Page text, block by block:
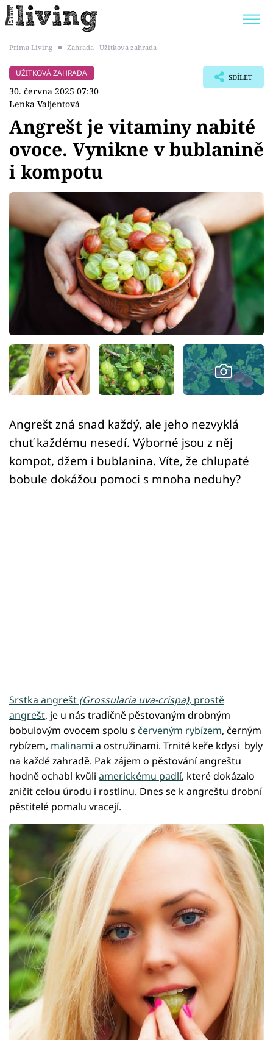
BYDLENÍ SLAVNÝCH
Témata
Bydlení
Zahrada
Design
Sledujte prima+
Přihlášení
Sledujte nás
Prima Living ■ Zahrada Užitková zahrada
UŽITKOVÁ ZAHRADA
30. června 2025 07:30
Lenka Valjentová
SDÍLET
Angrešt je vitaminy nabité
ovoce. Vynikne v bublanině
i kompotu
Angrešt zná snad každý, ale jeho nezvyklá
chuť každému nesedí. Výborné jsou z něj
kompot, džem i bublanina. Víte, že chlupaté
bobule dokážou pomoci s mnoha neduhy?
Srstka angrešt (Grossularia uva-crispa), prostě
angrešt, je u nás tradičně pěstovaným drobným
bobulovým ovocem spolu s červeným rybízem, černým
rybízem, malinami a ostružinami. Trnité keře kdysi byly
na každé zahradě. Pak zájem o pěstování angreštu
hodně ochabl kvůli americkému padlí, které dokázalo
zničit celou úrodu i rostlinu. Dnes se k angreštu drobní
pěstitelé pomalu vracejí.